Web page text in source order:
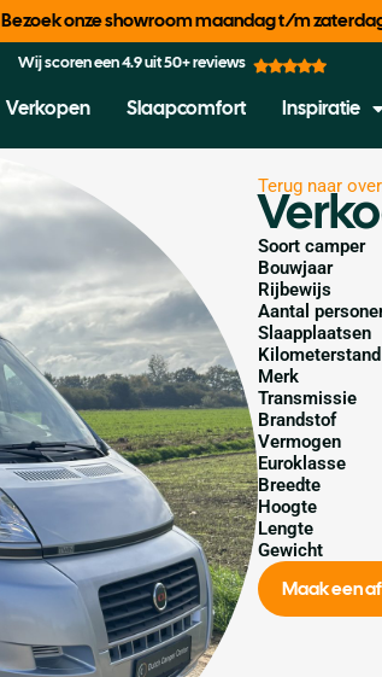
Bezoek onze showroom maandag t/m
Wij scoren een 4.9 uit 50+ reviews
Verkopen Slaapcomfort Inspiratie
Terug naar
Soort camper
Bouwjaar
Rijbewijs
Aantal
Slaapplaatsen
Kilometerstand
Merk
Transmissie
Brandstof
Vermogen
Euroklasse
Breedte
Hoogte
Lengte
Gewicht
Maak een